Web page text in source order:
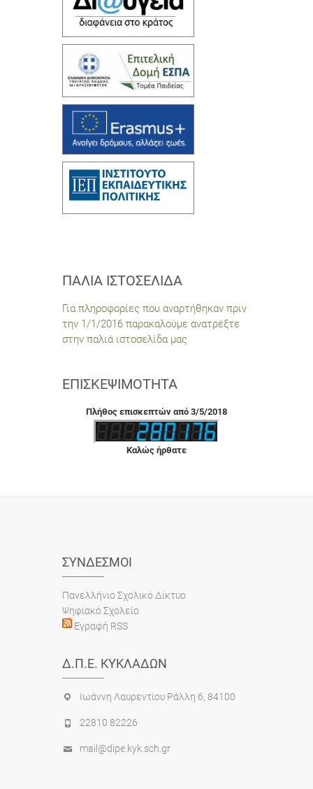
ΠΑΛΙΆ ΙΣΤΟΣΕΛΊΔΑ
Για πληροφορίες που αναρτήθηκαν πριν
την 1/1/2016 παρακαλούμε ανατρέξτε
στην παλιά ιστοσελίδα μας
ΕΠΙΣΚΕΨΙΜΌΤΗΤΑ
Πλήθος επισκεπτών από 3/5/2018
Καλώς ήρθατε
ΣΎΝΔΕΣΜΟΙ
Πανελλήνιο Σχολικό Δίκτυο
Ψηφιακό Σχολείο
Εγραφή RSS
Δ.Π.Ε. ΚΥΚΛΆΔΩΝ
Ιωάννη Λαυρεντίου Ράλλη 6, 84100
22810 82226
mail@dipe.kyk.sch.gr